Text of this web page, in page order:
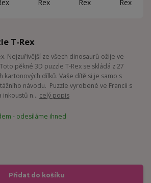
T-Rex
Nejzuřivější ze všech dinosaurů ožije ve
pěkné 3D puzzle T-Rex se skládá z 27
kartonových dílků. Vaše dítě si je samo s
návodu. Puzzle vyrobené ve Francii s
inkoustů n... celý popis
- odesíláme ihned
Přidat do košíku